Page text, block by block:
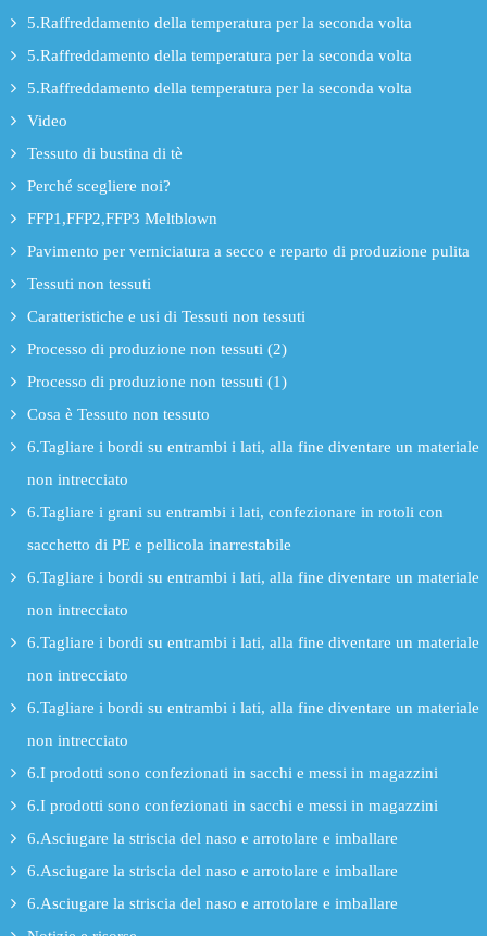
5.Raffreddamento della temperatura per la seconda volta
5.Raffreddamento della temperatura per la seconda volta
5.Raffreddamento della temperatura per la seconda volta
Video
Tessuto di bustina di tè
Perché scegliere noi?
FFP1,FFP2,FFP3 Meltblown
Pavimento per verniciatura a secco e reparto di produzione pulita
Tessuti non tessuti
Caratteristiche e usi di Tessuti non tessuti
Processo di produzione non tessuti (2)
Processo di produzione non tessuti (1)
Cosa è Tessuto non tessuto
6.Tagliare i bordi su entrambi i lati, alla fine diventare un materiale
non intrecciato
6.Tagliare i grani su entrambi i lati, confezionare in rotoli con
sacchetto di PE e pellicola inarrestabile
6.Tagliare i bordi su entrambi i lati, alla fine diventare un materiale
non intrecciato
6.Tagliare i bordi su entrambi i lati, alla fine diventare un materiale
non intrecciato
6.Tagliare i bordi su entrambi i lati, alla fine diventare un materiale
non intrecciato
6.I prodotti sono confezionati in sacchi e messi in magazzini
6.I prodotti sono confezionati in sacchi e messi in magazzini
6.Asciugare la striscia del naso e arrotolare e imballare
6.Asciugare la striscia del naso e arrotolare e imballare
6.Asciugare la striscia del naso e arrotolare e imballare